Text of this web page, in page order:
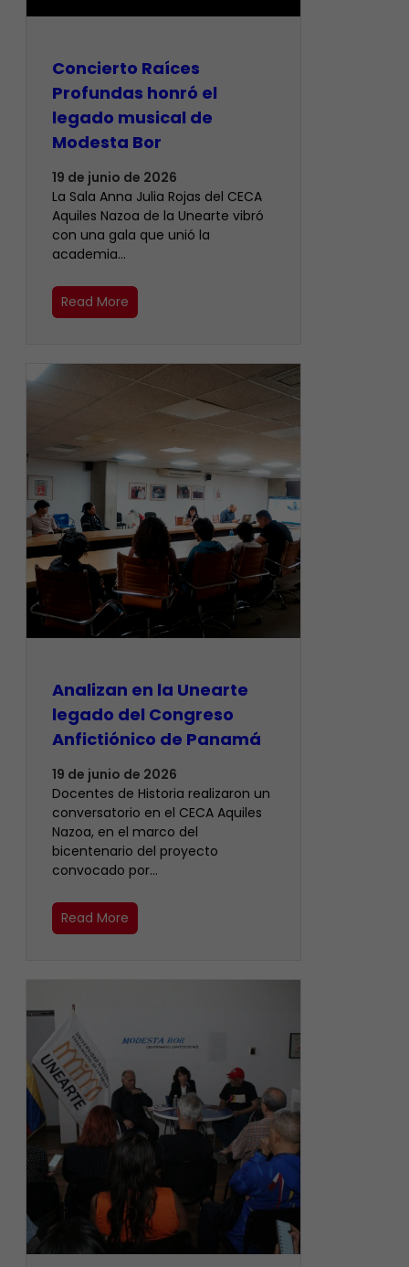
​Concierto Raíces
Profundas honró el
legado musical de
Modesta Bor
19 de junio de 2026
La Sala Anna Julia Rojas del CECA
Aquiles Nazoa de la Unearte vibró
con una gala que unió la
academia…
Read More
Analizan en la Unearte
legado del Congreso
Anfictiónico de Panamá
19 de junio de 2026
Docentes de Historia realizaron un
conversatorio en el CECA Aquiles
Nazoa, en el marco del
bicentenario del proyecto
convocado por…
Read More